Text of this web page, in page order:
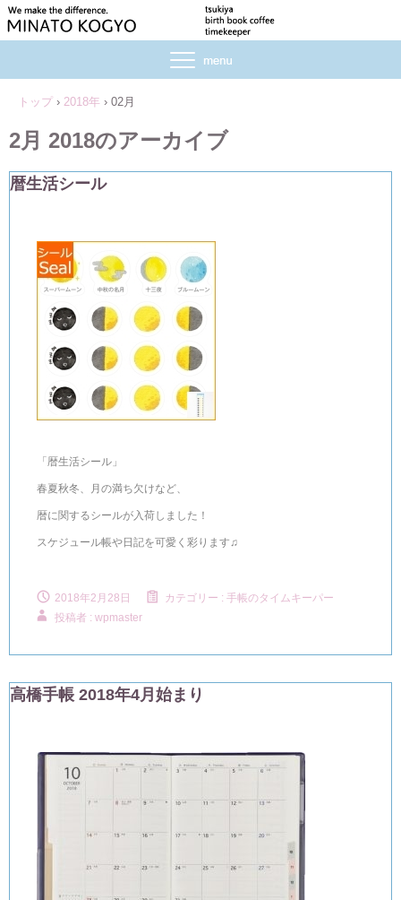
トップ › 2018年 › 02月
2月 2018のアーカイブ
暦生活シール
「暦生活シール」
春夏秋冬、月の満ち欠けなど、
暦に関するシールが入荷しました！
スケジュール帳や日記を可愛く彩ります♫
2018年2月28日 カテゴリー : 手帳のタイムキーパー
投稿者 : wpmaster
高橋手帳 2018年4月始まり